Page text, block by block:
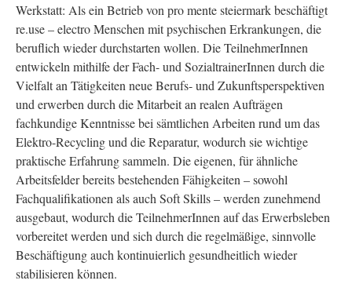
Werkstatt: Als ein Betrieb von pro mente steiermark beschäftigt
re.use – electro Menschen mit psychischen Erkrankungen, die
beruflich wieder durchstarten wollen. Die TeilnehmerInnen
entwickeln mithilfe der Fach- und SozialtrainerInnen durch die
Vielfalt an Tätigkeiten neue Berufs- und Zukunftsperspektiven
und erwerben durch die Mitarbeit an realen Aufträgen
fachkundige Kenntnisse bei sämtlichen Arbeiten rund um das
Elektro-Recycling und die Reparatur, wodurch sie wichtige
praktische Erfahrung sammeln. Die eigenen, für ähnliche
Arbeitsfelder bereits bestehenden Fähigkeiten – sowohl
Fachqualifikationen als auch Soft Skills – werden zunehmend
ausgebaut, wodurch die TeilnehmerInnen auf das Erwerbsleben
vorbereitet werden und sich durch die regelmäßige, sinnvolle
Beschäftigung auch kontinuierlich gesundheitlich wieder
stabilisieren können.